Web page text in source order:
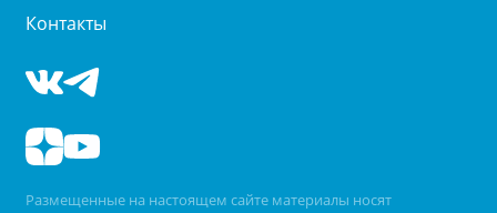
Контакты
Размещенные на настоящем сайте материалы носят